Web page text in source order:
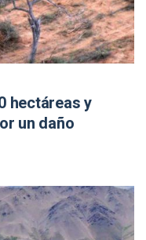
hectáreas y
un daño